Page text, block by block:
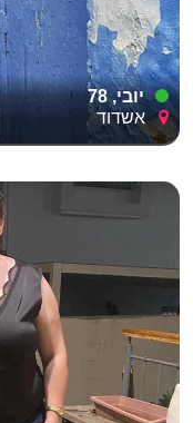
יובי, 78
אשדוד